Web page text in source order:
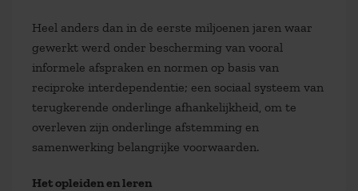
Heel anders dan in de eerste miljoenen jaren waar
gewerkt werd onder bescherming van vooral
informele afspraken en normen op basis van
reciproke interdependentie; een sociaal systeem van
terugkerende onderlinge afhankelijkheid, om te
overleven zijn onderlinge afstemming en
samenwerking belangrijke voorwaarden.
Het opleiden en leren